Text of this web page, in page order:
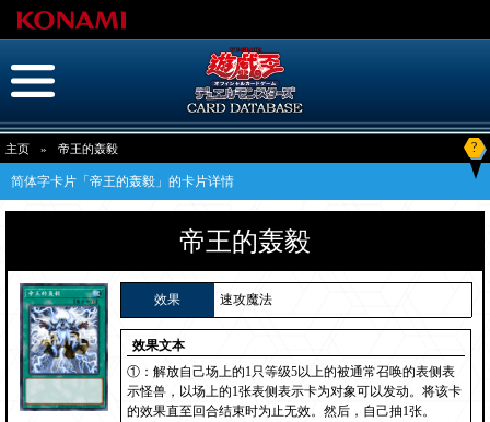
主页 » 帝王的轰毅 ?
简体字卡片「帝王的轰毅」的卡片详情
帝王的轰毅
效果 速攻魔法
效果文本
①：解放自己场上的1只等级5以上的被通常召唤的表侧表
示怪兽，以场上的1张表侧表示卡为对象可以发动。将该卡
的效果直至回合结束时为止无效。然后，自己抽1张。